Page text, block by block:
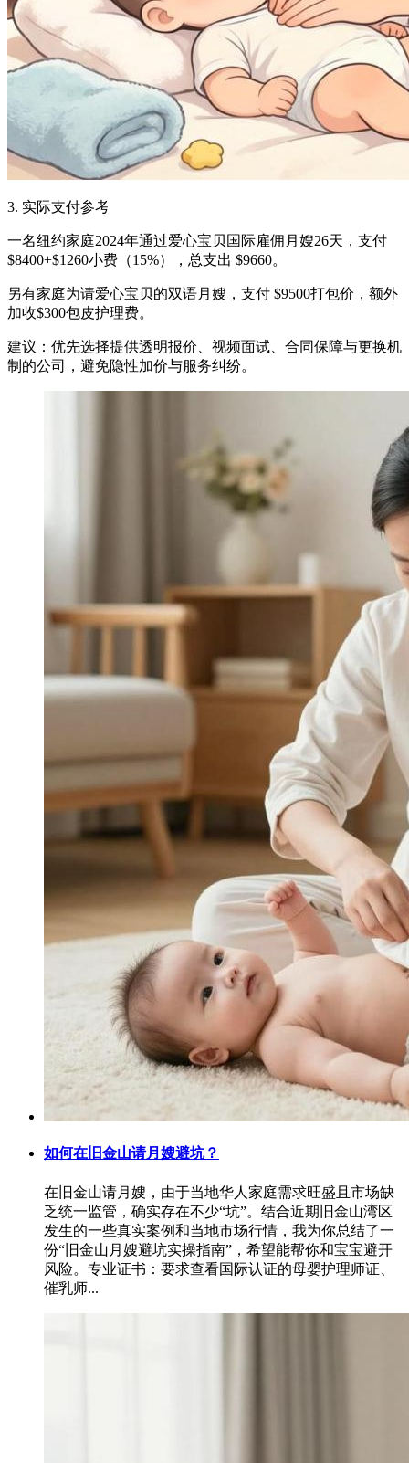
3. 实际支付参考
一名纽约家庭2024年通过爱心宝贝国际雇佣月嫂26天，支付
$8400+$1260小费（15%），总支出 $9660。
另有家庭为请爱心宝贝的双语月嫂，支付 $9500打包价，额外
加收$300包皮护理费。
建议：优先选择提供透明报价、视频面试、合同保障与更换机
制的公司，避免隐性加价与服务纠纷。
如何在旧金山请月嫂避坑？
在旧金山请月嫂，由于当地华人家庭需求旺盛且市场缺
乏统一监管，确实存在不少“坑”。结合近期旧金山湾区
发生的一些真实案例和当地市场行情，我为你总结了一
份“旧金山月嫂避坑实操指南”，希望能帮你和宝宝避开
风险。专业证书：要求查看国际认证的母婴护理师证、
催乳师...